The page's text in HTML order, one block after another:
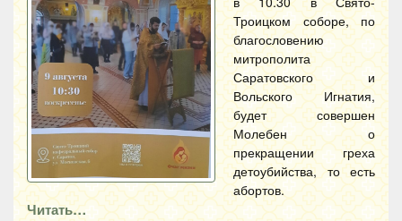
Троицком соборе, по
благословению
митрополита
Саратовского и
Вольского Игнатия,
будет совершен
Молебен о
прекращении греха
детоубийства, то есть
абортов.
Читать…